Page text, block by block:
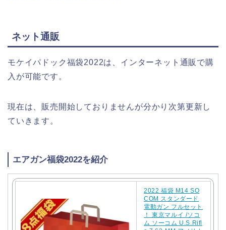
ネット通販
モケイパドック福袋2022は、インターネット通販で購
入が可能です。
現在は、販売開始しておりませんが分かり次第更新し
ていきます。
エアガン福袋2022を紹介
2022 福袋 M14 SO
COM スタンダード
電動ガン フルセット
！ 東京マルイ /ソコ
ム ソーコム U.S.Rifl